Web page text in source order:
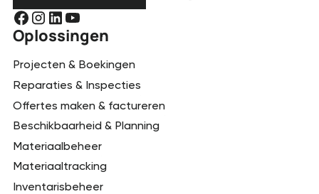
Oplossingen
Projecten & Boekingen
Reparaties & Inspecties
Offertes maken & factureren
Beschikbaarheid & Planning
Materiaalbeheer
Materiaaltracking
Inventarisbeheer